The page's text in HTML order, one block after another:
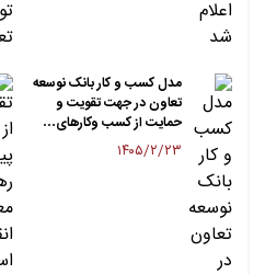
مدل کسب و کار بانک نوسعه
تعاون در جهت تقویت و
حمایت از کسب وکارهای…
۱۴۰۵/۲/۲۳